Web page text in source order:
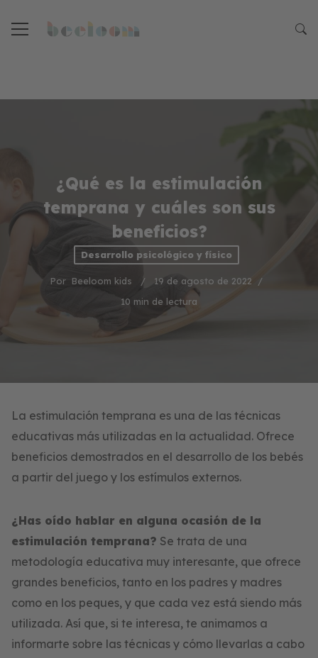
¿Qué es la estimulación
temprana y cuáles son sus
beneficios?
Desarrollo psicológico y físico
Por Beeloom kids
19 de agosto de 2022
10 min de lectura
La estimulación temprana es una de las técnicas
educativas más utilizadas en la actualidad. Ofrece
beneficios demostrados en el desarrollo de los bebés
a partir del juego y los estímulos externos.
¿Has oído hablar en alguna ocasión de la
estimulación temprana? Se trata de una
metodología educativa muy interesante, que ofrece
grandes beneficios, tanto en los padres y madres
como en los peques, y que cada vez está siendo más
utilizada. Así que, si te interesa, te animamos a
informarte sobre las técnicas y cómo llevarlas a cabo